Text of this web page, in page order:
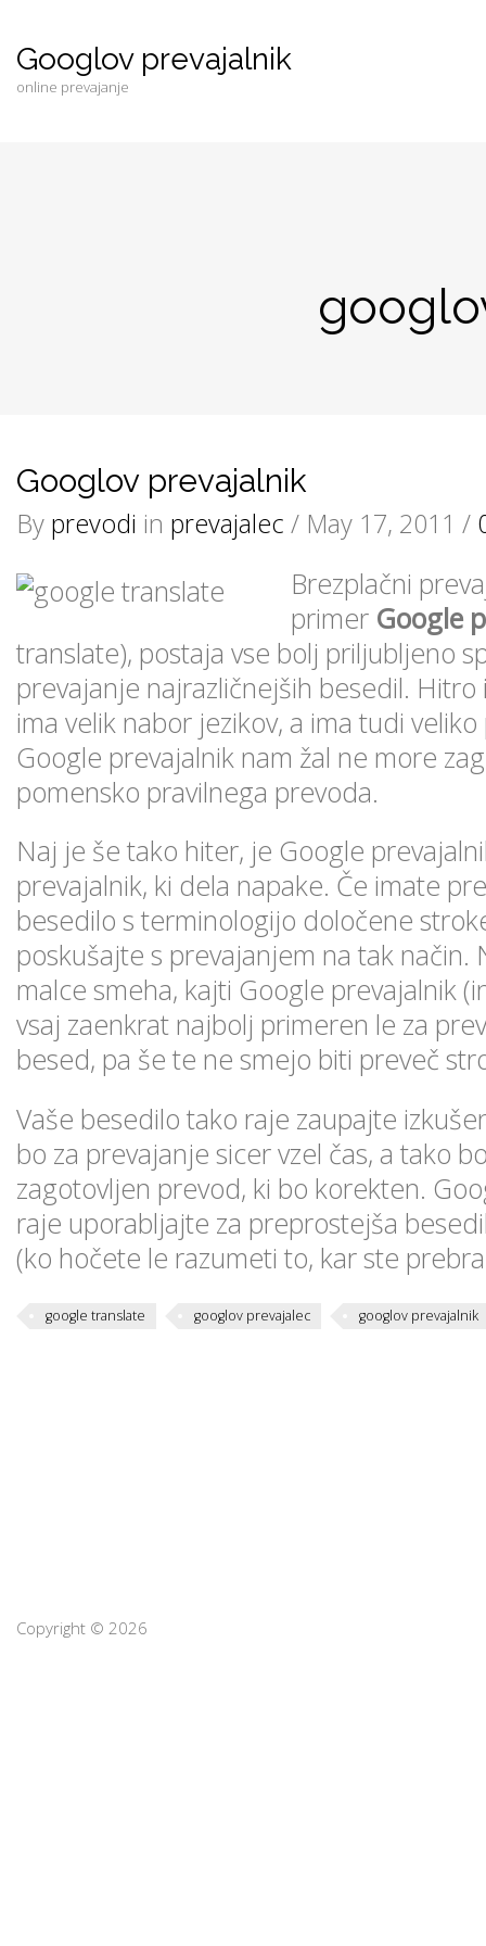
Googlov prevajalnik
online prevajanje
Googlov prevajalnik
By prevodi in prevajalec / May 17, 2011 /
Brezplačni
primer Google
translate), postaja vse bolj priljubljeno
prevajanje najrazličnejših besedil.
ima velik nabor jezikov, a ima tudi
Google prevajalnik nam žal ne more
pomensko pravilnega prevoda.
Naj je še tako hiter, je Google
prevajalnik, ki dela napake. Če imate
besedilo s terminologijo določene
poskušajte s prevajanjem na tak način.
malce smeha, kajti Google prevajalnik
vsaj zaenkrat najbolj primeren le za
besed, pa še te ne smejo biti preveč
Vaše besedilo tako raje zaupajte
bo za prevajanje sicer vzel čas, a tako
zagotovljen prevod, ki bo korekten.
raje uporabljajte za preprostejša
(ko hočete le razumeti to, kar ste
google translate googlov prevajalec googlov prevajalnik
Copyright © 2026